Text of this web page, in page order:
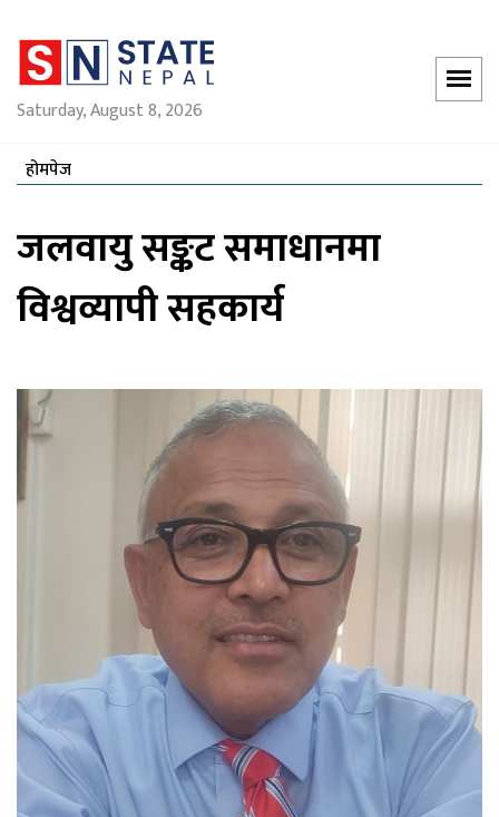
Saturday, August 8, 2026
होमपेज
जलवायु सङ्कट समाधानमा
विश्वव्यापी सहकार्य